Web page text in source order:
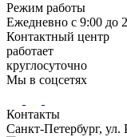
Режим работы
Ежедневно с 9:00 до
Контактный центр
работает
круглосуточно
Мы в соцсетях
Контакты
Санкт-Петербург, ул.